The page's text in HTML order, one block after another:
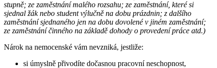
stupně; ze zaměstnání malého rozsahu; ze zaměstnání, které si
sjednal žák nebo student výlučně na dobu prázdnin; z dalšího
zaměstnání sjednaného jen na dobu dovolené v jiném zaměstnání;
ze zaměstnání činného na základě dohody o provedení práce atd.)
Nárok na nemocenské vám nevzniká, jestliže:
si úmyslně přivodíte dočasnou pracovní neschopnost,